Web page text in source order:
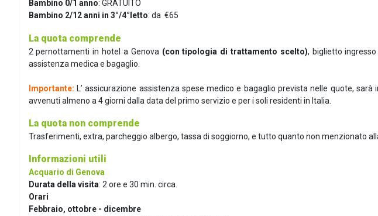
Bambino 0/1 anno: GRATUITO
Bambino 2/12 anni in 3°/4°letto: da €65
La quota comprende
2 pernottamenti in hotel a Genova (con tipologia di trattamento scelto), biglietto
assistenza medica e bagaglio.
Importante: L’ assicurazione assistenza spese medico e bagaglio prevista nelle quote,
avvenuti almeno a 4 giorni dalla data del primo servizio e per i soli residenti in Italia.
La quota non comprende
Trasferimenti, extra, parcheggio albergo, tassa di soggiorno, e tutto quanto non menzionato alla
Informazioni utili
Acquario di Genova
Durata della visita: 2 ore e 30 min. circa.
Orari
Febbraio, ottobre - dicembre